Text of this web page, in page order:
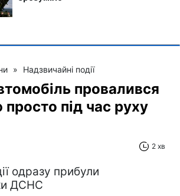
» Надзвичайні події
провалився
просто під час руху
2 хв
одразу прибули
ДСНС